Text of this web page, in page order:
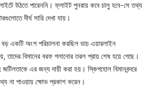
উঠতে পারেননি। ফ্লাইট পুনরায় কবে চালু হবে-সে তথ্য
দীর্ঘ সারি দেখা যায়।
একটি অংশ পরিচালনা করছিল ডাচ এয়ারলাইন
তাদের বিমানের বরফ গলানোর তরল প্রায় শেষ হয়ে গেছে।
জটিলতাকে এর জন্য দায়ী করা হয়। স্কিপহোল বিমানবন্দরে
না পাওয়ায় ক্ষোভ প্রকাশ করেন।